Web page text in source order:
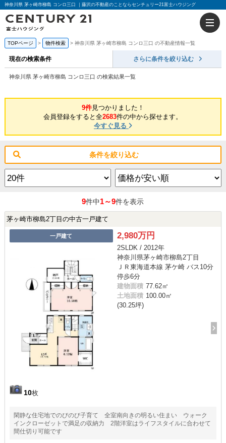
神奈川県 茅ヶ崎市柳島 コンロ三口 ｜藤沢の不動産のことならセンチュリー21富士ハウジング
TOPページ 物件検索 神奈川県 茅ヶ崎市柳島 コンロ三口 の不動産情報一覧
現在の検索条件 さらに条件を絞り込む
神奈川県 茅ヶ崎市柳島 コンロ三口 の検索結果一覧
9件見つかりました！
会員登録をすると全2683件の中から探せます。
今すぐ見る
条件を絞り込む
9件中1～9件を表示
茅ヶ崎市柳島2丁目の中古一戸建て
一戸建て
10枚
2,980万円
2SLDK / 2012年
神奈川県茅ヶ崎市柳島2丁目
ＪＲ東海道本線 茅ケ崎 バス10分
停歩6分
建物面積 77.62㎡
土地面積 100.00㎡
(30.25坪)
閑静な住宅地でのびのび子育て 全室南向きの明るい住まい ウォーク
インクローゼットで満足の収納力 2階洋室はライフスタイルに合わせて
間仕切り可能です